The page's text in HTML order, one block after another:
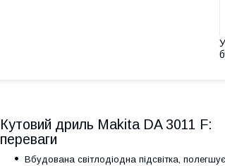
Кутовий дриль Makita DA 3011 F:
переваги
Вбудована світлодіодна підсвітка,